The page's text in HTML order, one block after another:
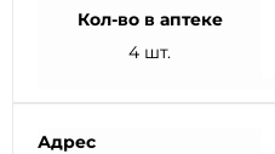
Кол-во в аптеке
4 шт.
Адрес